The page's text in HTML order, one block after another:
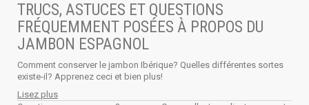
TRUCS, ASTUCES ET QUESTIONS
FRÉQUEMMENT POSÉES À PROPOS DU
JAMBON ESPAGNOL
Comment conserver le jambon Ibérique? Quelles différentes sortes
existe-il? Apprenez ceci et bien plus!
Lisez plus